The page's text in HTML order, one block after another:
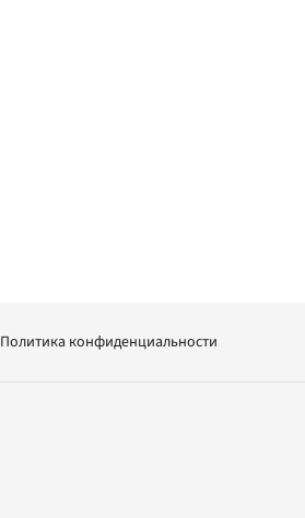
Политика конфиденциальности